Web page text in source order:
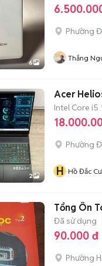
6
Phường
Thắng
2
Acer
Intel Core i5
Phường
H Hồ Đắc
Tổng Ôn
Đã sử dụng
90.000 đ
Phường